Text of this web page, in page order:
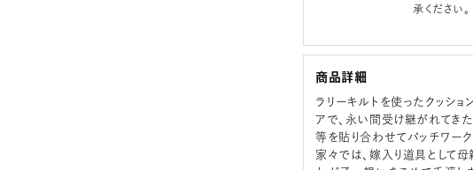
承ください。
商品詳細
ラリーキルトを使ったクッショ
アで、永い間受け継がれてき
等を貼り合わせてパッチワー
家々では、嫁入り道具として